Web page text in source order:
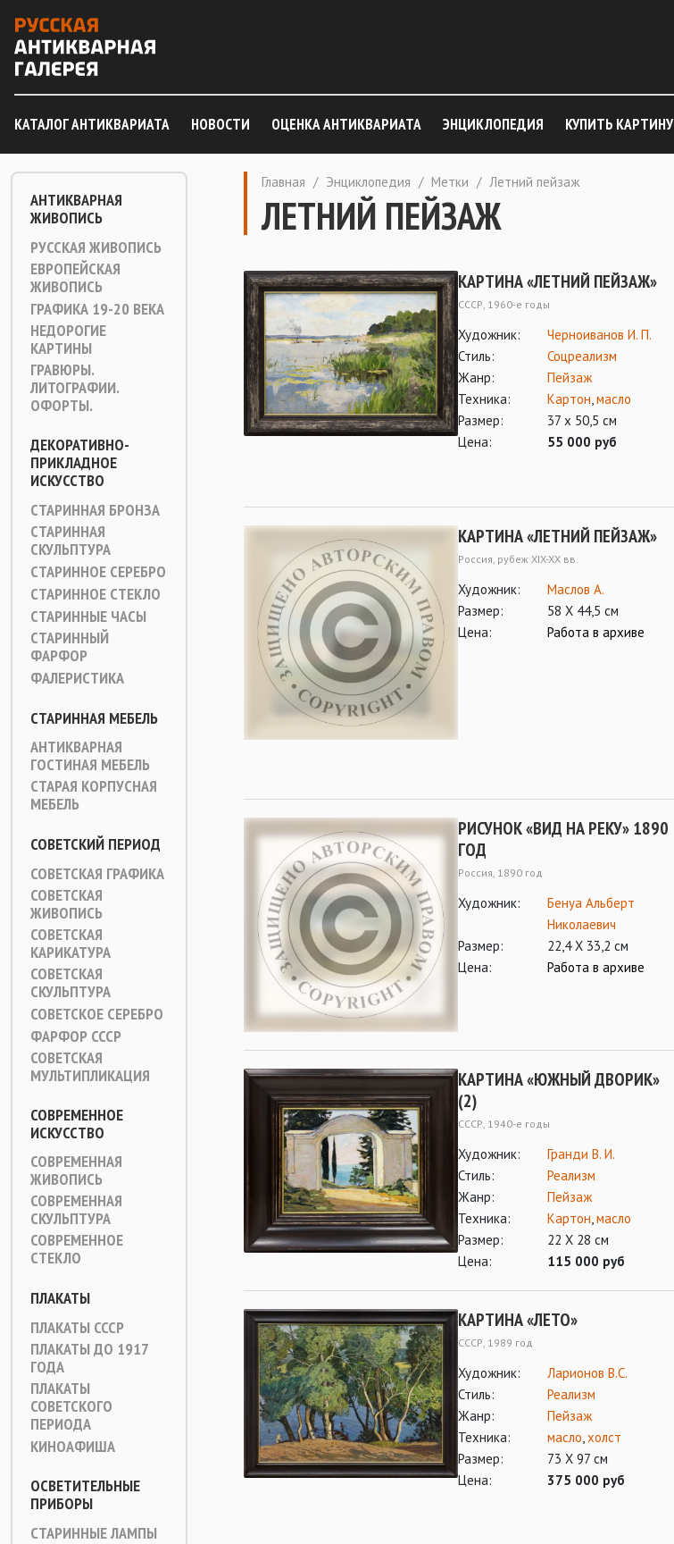
КАТАЛОГ АНТИКВАРИАТА НОВОСТИ ОЦЕНКА АНТИКВАРИАТА ЭНЦИКЛОПЕДИЯ КУПИТЬ КАРТИНУ
АНТИКВАРНАЯ
ЖИВОПИСЬ
РУССКАЯ ЖИВОПИСЬ
ЕВРОПЕЙСКАЯ
ЖИВОПИСЬ
ГРАФИКА 19-20 ВЕКА
НЕДОРОГИЕ
КАРТИНЫ
ГРАВЮРЫ.
ЛИТОГРАФИИ.
ОФОРТЫ.
ДЕКОРАТИВНО-
ПРИКЛАДНОЕ
ИСКУССТВО
СТАРИННАЯ БРОНЗА
СТАРИННАЯ
СКУЛЬПТУРА
СТАРИННОЕ СЕРЕБРО
СТАРИННОЕ СТЕКЛО
СТАРИННЫЕ ЧАСЫ
СТАРИННЫЙ
ФАРФОР
ФАЛЕРИСТИКА
СТАРИННАЯ МЕБЕЛЬ
АНТИКВАРНАЯ
ГОСТИНАЯ МЕБЕЛЬ
СТАРАЯ КОРПУСНАЯ
МЕБЕЛЬ
СОВЕТСКИЙ ПЕРИОД
СОВЕТСКАЯ ГРАФИКА
СОВЕТСКАЯ
ЖИВОПИСЬ
СОВЕТСКАЯ
КАРИКАТУРА
СОВЕТСКАЯ
СКУЛЬПТУРА
СОВЕТСКОЕ СЕРЕБРО
ФАРФОР СССР
СОВЕТСКАЯ
МУЛЬТИПЛИКАЦИЯ
СОВРЕМЕННОЕ
ИСКУССТВО
СОВРЕМЕННАЯ
ЖИВОПИСЬ
СОВРЕМЕННАЯ
СКУЛЬПТУРА
СОВРЕМЕННОЕ
СТЕКЛО
ПЛАКАТЫ
ПЛАКАТЫ СССР
ПЛАКАТЫ ДО 1917
ГОДА
ПЛАКАТЫ
СОВЕТСКОГО
ПЕРИОДА
КИНОАФИША
ОСВЕТИТЕЛЬНЫЕ
ПРИБОРЫ
СТАРИННЫЕ ЛАМПЫ
Главная / Энциклопедия / Метки / Летний пейзаж
ЛЕТНИЙ ПЕЙЗАЖ
КАРТИНА «ЛЕТНИЙ ПЕЙЗАЖ»
СССР, 1960-е годы
Художник:
Черноиванов И. П.
Стиль:
Соцреализм
Жанр:
Пейзаж
Техника:
Картон,масло
Размер:
37 х 50,5 см
Цена:
55 000 руб
КАРТИНА «ЛЕТНИЙ ПЕЙЗАЖ»
Россия, рубеж XIX-XX вв.
Художник:
Маслов А.
Размер:
58 Х 44,5 см
Цена:
Работа в архиве
РИСУНОК «ВИД НА РЕКУ» 1890
ГОД
Россия, 1890 год
Художник:
Бенуа Альберт
Николаевич
Размер:
22,4 Х 33,2 см
Цена:
Работа в архиве
КАРТИНА «ЮЖНЫЙ ДВОРИК»
(2)
СССР, 1940-е годы
Художник:
Гранди В. И.
Стиль:
Реализм
Жанр:
Пейзаж
Техника:
Картон,масло
Размер:
22 Х 28 см
Цена:
115 000 руб
КАРТИНА «ЛЕТО»
СССР, 1989 год
Художник:
Ларионов В.С.
Стиль:
Реализм
Жанр:
Пейзаж
Техника:
масло,холст
Размер:
73 Х 97 см
Цена:
375 000 руб